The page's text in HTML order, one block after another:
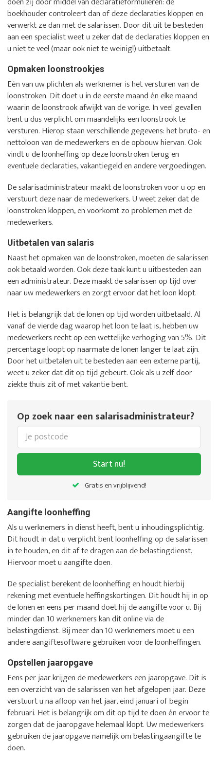
boekhouder controleert dan of deze declaraties kloppen en
verwerkt ze dan met de salarissen. Door dit uit te besteden
aan een specialist weet u zeker dat de declaraties kloppen en
u niet te veel (maar ook niet te weinig!) uitbetaalt.
Opmaken loonstrookjes
Eén van uw plichten als werknemer is het versturen van de
loonstroken. Dit doet u in de eerste maand én elke maand
waarin de loonstrook afwijkt van de vorige. In veel gevallen
bent u dus verplicht om maandelijks een loonstrook te
versturen. Hierop staan verschillende gegevens: het bruto- en
nettoloon van de medewerkers en de opbouw hiervan. Ook
vindt u de loonheffing op deze loonstroken terug en
eventuele declaraties, vakantiegeld en andere vergoedingen.
De salarisadministrateur maakt de loonstroken voor u op en
verstuurt deze naar de medewerkers. U weet zeker dat de
loonstroken kloppen, en voorkomt zo problemen met de
medewerkers.
Uitbetalen van salaris
Naast het opmaken van de loonstroken, moeten de salarissen
ook betaald worden. Ook deze taak kunt u uitbesteden aan
een administrateur. Deze maakt de salarissen op tijd over
naar uw medewerkers en zorgt ervoor dat het loon klopt.
Het is belangrijk dat de lonen op tijd worden uitbetaald. Al
vanaf de vierde dag waarop het loon te laat is, hebben uw
medewerkers recht op een wettelijke verhoging van 5%. Dit
percentage loopt op naarmate de lonen langer te laat zijn.
Door het uitbetalen uit te besteden aan een externe partij,
weet u zeker dat dit op tijd gebeurt. Ook als u zelf door
ziekte thuis zit of met vakantie bent.
Op zoek naar een salarisadministrateur?
Start nu!
Gratis en vrijblijvend!
Aangifte loonheffing
Als u werknemers in dienst heeft, bent u inhoudingsplichtig.
Dit houdt in dat u verplicht bent loonheffing op de salarissen
in te houden, en dit af te dragen aan de belastingdienst.
Hiervoor moet u aangifte doen.
De specialist berekent de loonheffing en houdt hierbij
rekening met eventuele heffingskortingen. Dit houdt hij in op
de lonen en eens per maand doet hij de aangifte voor u. Bij
minder dan 10 werknemers kan dit online via de
belastingdienst. Bij meer dan 10 werknemers moet u een
andere aangiftesoftware gebruiken voor de loonheffingen.
Opstellen jaaropgave
Eens per jaar krijgen de medewerkers een jaaropgave. Dit is
een overzicht van de salarissen van het afgelopen jaar. Deze
verstuurt u na afloop van het jaar, eind januari of begin
februari. Het is belangrijk om dit op tijd te doen én ervoor te
zorgen dat de jaaropgave helemaal klopt. Uw medewerkers
gebruiken de jaaropgave namelijk om belastingaangifte te
doen.